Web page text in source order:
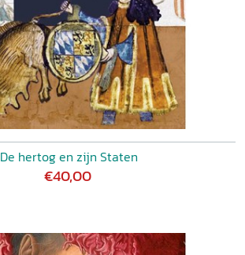
De hertog en zijn Staten
€40,00